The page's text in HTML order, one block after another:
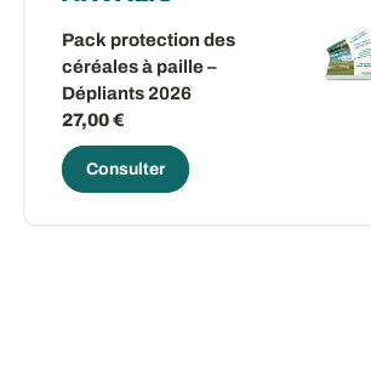
Pack protection des
céréales à paille –
Dépliants 2026
27,00 €
Consulter